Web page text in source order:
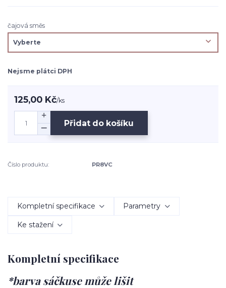
čajová směs
Nejsme plátci DPH
125,00 Kč/ks
Přidat do košíku
Číslo produktu: PR8VC
Kompletní specifikace Parametry
Ke stažení
Kompletní specifikace
*barva sáčkuse může lišit